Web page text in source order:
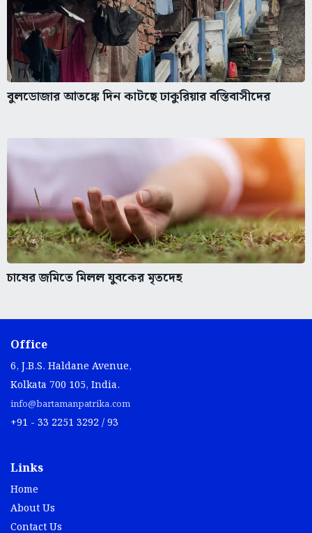
বুলডোজার আতঙ্কে দিন কাটছে ঢাকুরিয়ার বস্তিবাসীদের
চাষের জমিতে মিলল যুবকের মৃতদেহ
Office
6, J.B.S. Haldane Avenue,
Kolkata 700 105, India.
info@bartamanpatrika.com
+91 - 33 2251 3292 / 93
Links
Home
About Us
Contact Us